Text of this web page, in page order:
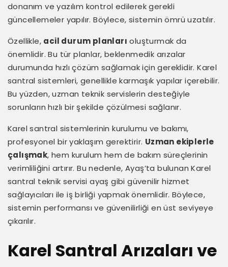
donanım ve yazılım kontrol edilerek gerekli
güncellemeler yapılır. Böylece, sistemin ömrü uzatılır.
Özellikle, acil durum planları oluşturmak da
önemlidir. Bu tür planlar, beklenmedik arızalar
durumunda hızlı çözüm sağlamak için gereklidir. Karel
santral sistemleri, genellikle karmaşık yapılar içerebilir.
Bu yüzden, uzman teknik servislerin desteğiyle
sorunların hızlı bir şekilde çözülmesi sağlanır.
Karel santral sistemlerinin kurulumu ve bakımı,
profesyonel bir yaklaşım gerektirir. Uzman ekiplerle
çalışmak, hem kurulum hem de bakım süreçlerinin
verimliliğini artırır. Bu nedenle, Ayaş’ta bulunan Karel
santral teknik servisi ayaş gibi güvenilir hizmet
sağlayıcıları ile iş birliği yapmak önemlidir. Böylece,
sistemin performansı ve güvenilirliği en üst seviyeye
çıkarılır.
Karel Santral Arızaları ve